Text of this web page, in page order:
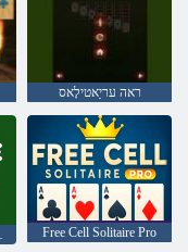
ראה עריַאטילָאס
Free Cell Solitaire Pro